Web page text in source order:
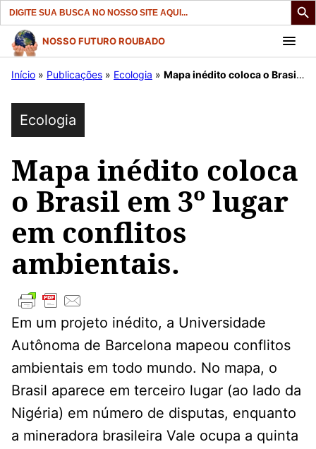
Search
for:
Pular
para
conteúdo
NOSSO FUTURO ROUBADO
Início » Publicações » Ecologia » Mapa inédito coloca o Brasil em 3º lugar em conflitos ambientais.
Ecologia
Mapa inédito coloca
o Brasil em 3º lugar
em conflitos
ambientais.
Em um projeto inédito, a Universidade
Autônoma de Barcelona mapeou conflitos
ambientais em todo mundo. No mapa, o
Brasil aparece em terceiro lugar (ao lado da
Nigéria) em número de disputas, enquanto
a mineradora brasileira Vale ocupa a quinta